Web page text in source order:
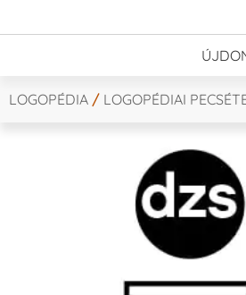
LOGOPÉDIA / LOGOPÉDIAI